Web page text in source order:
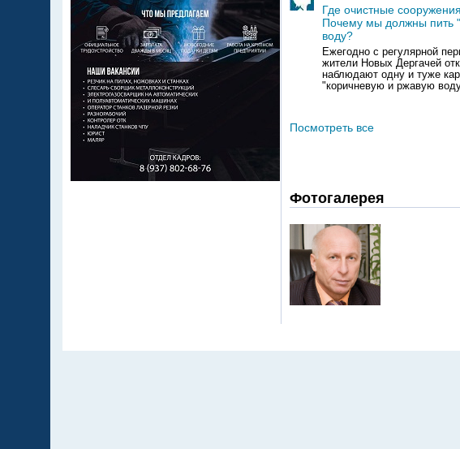
Где очистные
Почему мы должны пить
воду?
Ежегодно с регулярной
жители Новых Дергачей
наблюдают одну и туже
"коричневую и ржавую
Посмотреть все
Фотогалерея